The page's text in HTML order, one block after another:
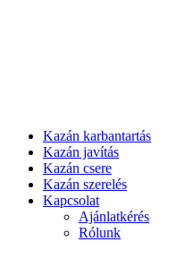
Kazán karbantartás
Kazán javítás
Kazán csere
Kazán szerelés
Kapcsolat
Ajánlatkérés
Rólunk